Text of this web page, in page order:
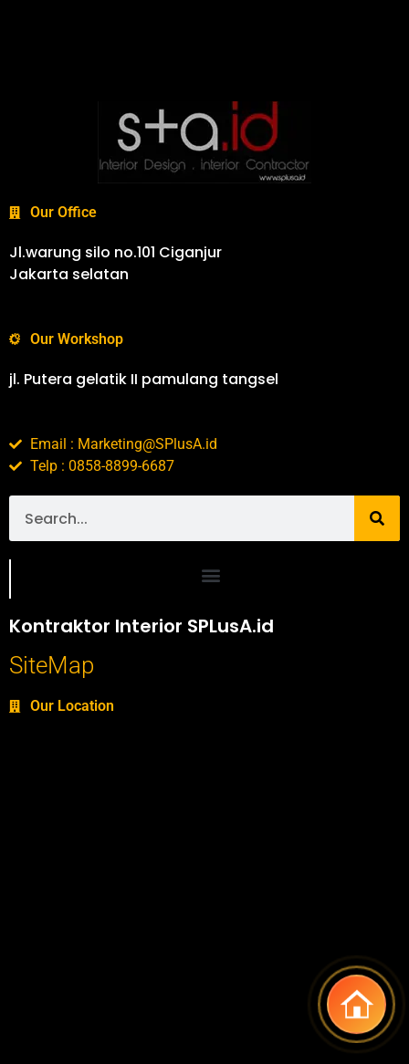
Our Office
Jl.warung silo no.101 Ciganjur
Jakarta selatan
Our Workshop
jl. Putera gelatik II pamulang tangsel
Email : Marketing@SPlusA.id
Telp : 0858-8899-6687
Kontraktor Interior SPLusA.id
SiteMap
Our Location